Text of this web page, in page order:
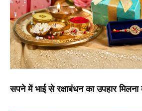
सपने में भाई से रक्षाबंधन का उपहार मिलना